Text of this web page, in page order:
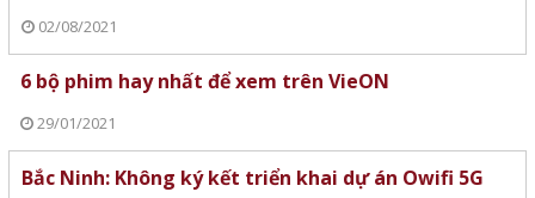
02/08/2021
6 bộ phim hay nhất để xem trên VieON
29/01/2021
Bắc Ninh: Không ký kết triển khai dự án Owifi 5G